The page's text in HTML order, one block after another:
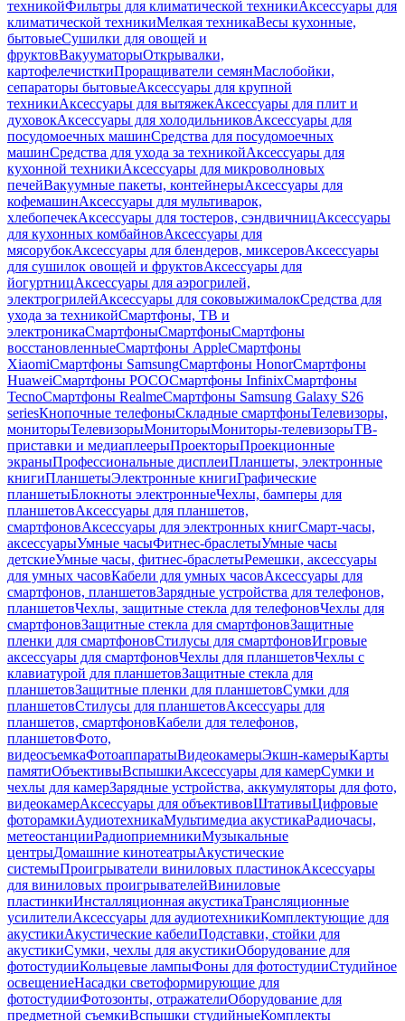
техникойФильтры для климатической техникиАксессуары для
климатической техникиМелкая техникаВесы кухонные,
бытовыеСушилки для овощей и
фруктовВакууматорыОткрывалки,
картофелечисткиПроращиватели семянМаслобойки,
сепараторы бытовыеАксессуары для крупной
техникиАксессуары для вытяжекАксессуары для плит и
духовокАксессуары для холодильниковАксессуары для
посудомоечных машинСредства для посудомоечных
машинСредства для ухода за техникойАксессуары для
кухонной техникиАксессуары для микроволновых
печейВакуумные пакеты, контейнерыАксессуары для
кофемашинАксессуары для мультиварок,
хлебопечекАксессуары для тостеров, сэндвичницАксессуары
для кухонных комбайновАксессуары для
мясорубокАксессуары для блендеров, миксеровАксессуары
для сушилок овощей и фруктовАксессуары для
йогуртницАксессуары для аэрогрилей,
электрогрилейАксессуары для соковыжималокСредства для
ухода за техникойСмартфоны, ТВ и
электроникаСмартфоныСмартфоныСмартфоны
восстановленныеСмартфоны AppleСмартфоны
XiaomiСмартфоны SamsungСмартфоны HonorСмартфоны
HuaweiСмартфоны POCOСмартфоны InfinixСмартфоны
TecnoСмартфоны RealmeСмартфоны Samsung Galaxy S26
seriesКнопочные телефоныСкладные смартфоныТелевизоры,
мониторыТелевизорыМониторыМониторы-телевизорыТВ-
приставки и медиаплеерыПроекторыПроекционные
экраныПрофессиональные дисплеиПланшеты, электронные
книгиПланшетыЭлектронные книгиГрафические
планшетыБлокноты электронныеЧехлы, бамперы для
планшетовАксессуары для планшетов,
смартфоновАксессуары для электронных книгСмарт-часы,
аксессуарыУмные часыФитнес-браслетыУмные часы
детскиеУмные часы, фитнес-браслетыРемешки, аксессуары
для умных часовКабели для умных часовАксессуары для
смартфонов, планшетовЗарядные устройства для телефонов,
планшетовЧехлы, защитные стекла для телефоновЧехлы для
смартфоновЗащитные стекла для смартфоновЗащитные
пленки для смартфоновСтилусы для смартфоновИгровые
аксессуары для смартфоновЧехлы для планшетовЧехлы с
клавиатурой для планшетовЗащитные стекла для
планшетовЗащитные пленки для планшетовСумки для
планшетовСтилусы для планшетовАксессуары для
планшетов, смартфоновКабели для телефонов,
планшетовФото,
видеосъемкаФотоаппаратыВидеокамерыЭкшн-камерыКарты
памятиОбъективыВспышкиАксессуары для камерСумки и
чехлы для камерЗарядные устройства, аккумуляторы для фото,
видеокамерАксессуары для объективовШтативыЦифровые
фоторамкиАудиотехникаМультимедиа акустикаРадиочасы,
метеостанцииРадиоприемникиМузыкальные
центрыДомашние кинотеатрыАкустические
системыПроигрыватели виниловых пластинокАксессуары
для виниловых проигрывателейВиниловые
пластинкиИнсталляционная акустикаТрансляционные
усилителиАксессуары для аудиотехникиКомплектующие для
акустикиАкустические кабелиПодставки, стойки для
акустикиСумки, чехлы для акустикиОборудование для
фотостудииКольцевые лампыФоны для фотостудииСтудийное
освещениеНасадки светоформирующие для
фотостудииФотозонты, отражателиОборудование для
предметной съемкиВспышки студийныеКомплекты